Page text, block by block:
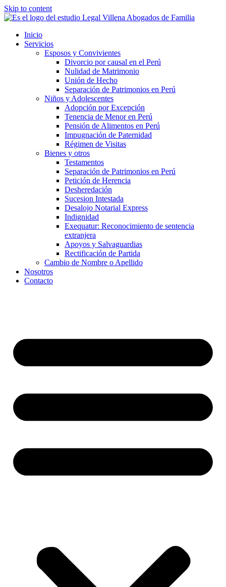
Skip to content
Inicio
Servicios
Esposos y Convivientes
Divorcio por causal en el Perú
Nulidad de Matrimonio
Unión de Hecho
Separación de Patrimonios en Perú
Niños y Adolescentes
Adopción por Excepción
Tenencia de Menor en Perú
Pensión de Alimentos en Perú
Impugnación de Paternidad
Régimen de Visitas
Bienes y otros
Testamentos
Separación de Patrimonios en Perú
Petición de Herencia
Desheredación
Sucesion Intestada
Desalojo Notarial Express
Indignidad
Exequatur: Reconocimiento de sentencia
extranjera
Apoyos y Salvaguardias
Rectificación de Partida
Cambio de Nombre o Apellido
Nosotros
Contacto